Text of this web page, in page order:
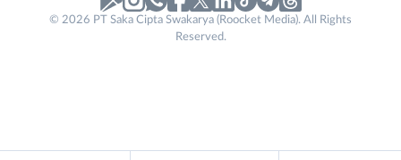
No. Telp /
© 2026 PT Saka Cipta Swakarya (Roocket Media). All Rights
Reserved.